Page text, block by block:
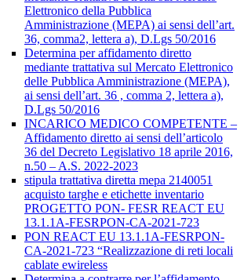
Elettronico della Pubblica
Amministrazione (MEPA) ai sensi dell’art.
36, comma2, lettera a), D.Lgs 50/2016
Determina per affidamento diretto
mediante trattativa sul Mercato Elettronico
delle Pubblica Amministrazione (MEPA),
ai sensi dell’art. 36 , comma 2, lettera a),
D.Lgs 50/2016
INCARICO MEDICO COMPETENTE –
Affidamento diretto ai sensi dell’articolo
36 del Decreto Legislativo 18 aprile 2016,
n.50 – A.S. 2022-2023
stipula trattativa diretta mepa 2140051
acquisto targhe e etichette inventario
PROGETTO PON- FESR REACT EU
13.1.1A-FESRPON-CA-2021-723
PON REACT EU 13.1.1A-FESRPON-
CA-2021-723 “Realizzazione di reti locali
cablate ewireless